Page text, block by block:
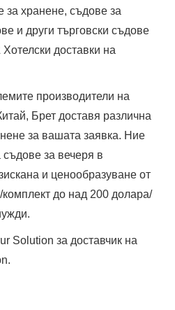
за хранене, съдове за
и други търговски съдове
доставки на
производители на
Брет доставя различна
за вашата заявка. Ние
за вечеря в
и ценообразуване от
до над 200 долара/
Solution за доставчик на